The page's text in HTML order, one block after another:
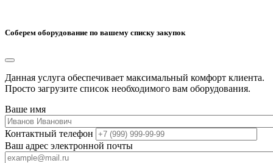
Соберем оборудование по вашему списку закупок
Данная услуга обеспечивает максимальный комфорт клиента.
Просто загрузите список необходимого вам оборудования.
Ваше имя
Контактный телефон
Ваш адрес электронной почты